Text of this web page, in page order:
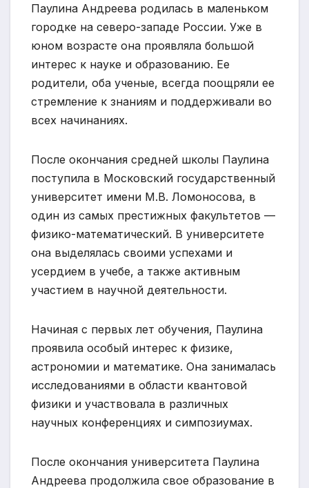
Паулина Андреева родилась в маленьком
городке на северо-западе России. Уже в
юном возрасте она проявляла большой
интерес к науке и образованию. Ее
родители, оба ученые, всегда поощряли ее
стремление к знаниям и поддерживали во
всех начинаниях.
После окончания средней школы Паулина
поступила в Московский государственный
университет имени М.В. Ломоносова, в
один из самых престижных факультетов —
физико-математический. В университете
она выделялась своими успехами и
усердием в учебе, а также активным
участием в научной деятельности.
Начиная с первых лет обучения, Паулина
проявила особый интерес к физике,
астрономии и математике. Она занималась
исследованиями в области квантовой
физики и участвовала в различных
научных конференциях и симпозиумах.
После окончания университета Паулина
Андреева продолжила свое образование в